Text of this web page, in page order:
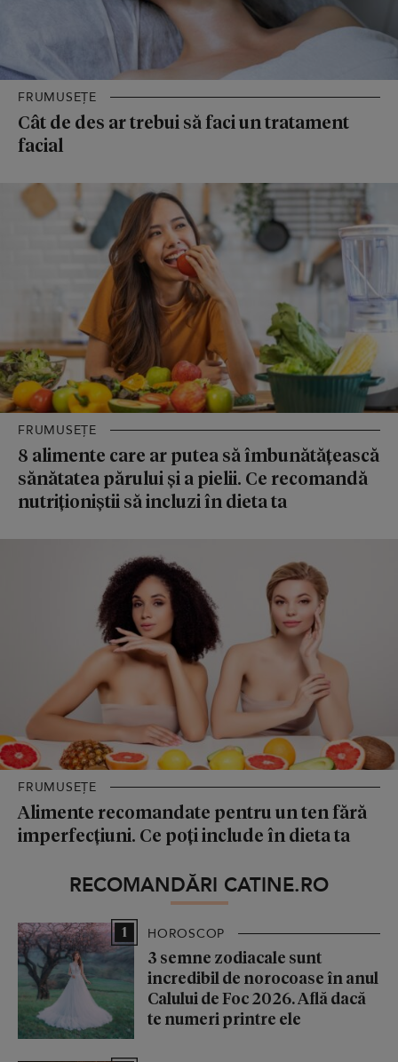
FRUMUSEȚE
Cât de des ar trebui să faci un tratament
facial
FRUMUSEȚE
8 alimente care ar putea să îmbunătățească
sănătatea părului și a pielii. Ce recomandă
nutriționiștii să incluzi în dieta ta
FRUMUSEȚE
Alimente recomandate pentru un ten fără
imperfecțiuni. Ce poți include în dieta ta
RECOMANDĂRI CATINE.RO
1 HOROSCOP
3 semne zodiacale sunt
incredibil de norocoase în anul
Calului de Foc 2026. Află dacă
te numeri printre ele